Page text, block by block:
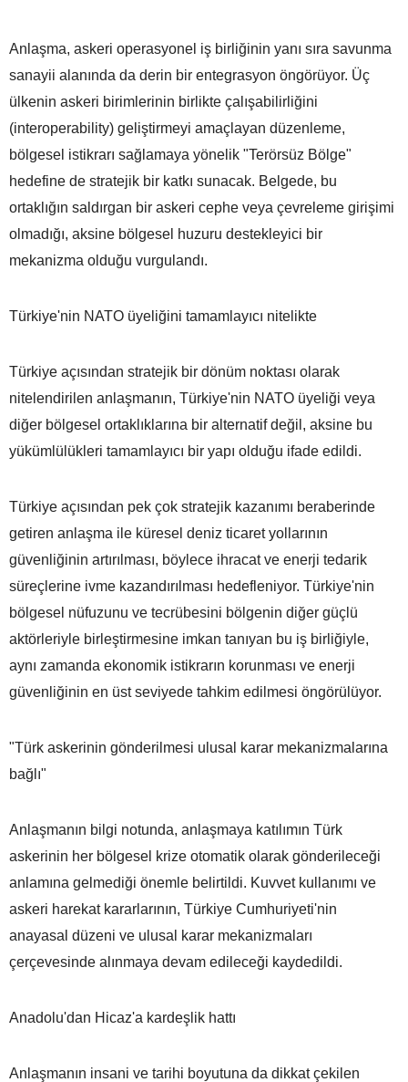
Anlaşma, askeri operasyonel iş birliğinin yanı sıra savunma
sanayii alanında da derin bir entegrasyon öngörüyor. Üç
ülkenin askeri birimlerinin birlikte çalışabilirliğini
(interoperability) geliştirmeyi amaçlayan düzenleme,
bölgesel istikrarı sağlamaya yönelik "Terörsüz Bölge"
hedefine de stratejik bir katkı sunacak. Belgede, bu
ortaklığın saldırgan bir askeri cephe veya çevreleme girişimi
olmadığı, aksine bölgesel huzuru destekleyici bir
mekanizma olduğu vurgulandı.
Türkiye'nin NATO üyeliğini tamamlayıcı nitelikte
Türkiye açısından stratejik bir dönüm noktası olarak
nitelendirilen anlaşmanın, Türkiye'nin NATO üyeliği veya
diğer bölgesel ortaklıklarına bir alternatif değil, aksine bu
yükümlülükleri tamamlayıcı bir yapı olduğu ifade edildi.
Türkiye açısından pek çok stratejik kazanımı beraberinde
getiren anlaşma ile küresel deniz ticaret yollarının
güvenliğinin artırılması, böylece ihracat ve enerji tedarik
süreçlerine ivme kazandırılması hedefleniyor. Türkiye'nin
bölgesel nüfuzunu ve tecrübesini bölgenin diğer güçlü
aktörleriyle birleştirmesine imkan tanıyan bu iş birliğiyle,
aynı zamanda ekonomik istikrarın korunması ve enerji
güvenliğinin en üst seviyede tahkim edilmesi öngörülüyor.
"Türk askerinin gönderilmesi ulusal karar mekanizmalarına
bağlı"
Anlaşmanın bilgi notunda, anlaşmaya katılımın Türk
askerinin her bölgesel krize otomatik olarak gönderileceği
anlamına gelmediği önemle belirtildi. Kuvvet kullanımı ve
askeri harekat kararlarının, Türkiye Cumhuriyeti'nin
anayasal düzeni ve ulusal karar mekanizmaları
çerçevesinde alınmaya devam edileceği kaydedildi.
Anadolu'dan Hicaz'a kardeşlik hattı
Anlaşmanın insani ve tarihi boyutuna da dikkat çekilen